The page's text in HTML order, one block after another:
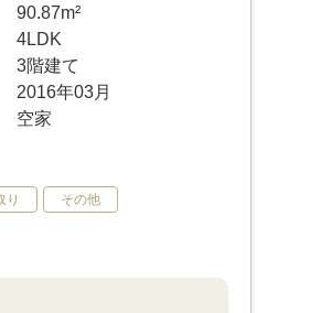
90.87m²
4LDK
3階建て
2016年03月
空家
り その他